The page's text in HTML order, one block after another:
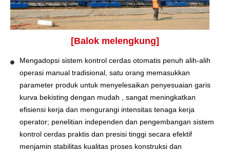
[Balok melengkung]
Mengadopsi sistem kontrol cerdas otomatis penuh alih-alih
operasi manual tradisional, satu orang memasukkan
parameter produk untuk menyelesaikan penyesuaian garis
kurva bekisting dengan mudah , sangat meningkatkan
efisiensi kerja dan mengurangi intensitas tenaga kerja
operator; penelitian independen dan pengembangan sistem
kontrol cerdas praktis dan presisi tinggi secara efektif
menjamin stabilitas kualitas proses konstruksi dan